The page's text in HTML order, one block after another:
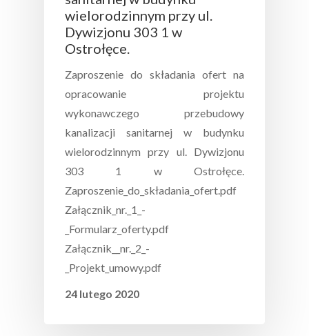
wielorodzinnym przy ul.
Dywizjonu 303 1 w
Ostrołęce.
Zaproszenie do składania ofert na
opracowanie projektu
wykonawczego przebudowy
kanalizacji sanitarnej w budynku
wielorodzinnym przy ul. Dywizjonu
303 1 w Ostrołęce.
Zaproszenie_do_składania_ofert.pdf
Załącznik_nr._1_-
_Formularz_oferty.pdf
Załącznik__nr._2_-
_Projekt_umowy.pdf
24 lutego 2020